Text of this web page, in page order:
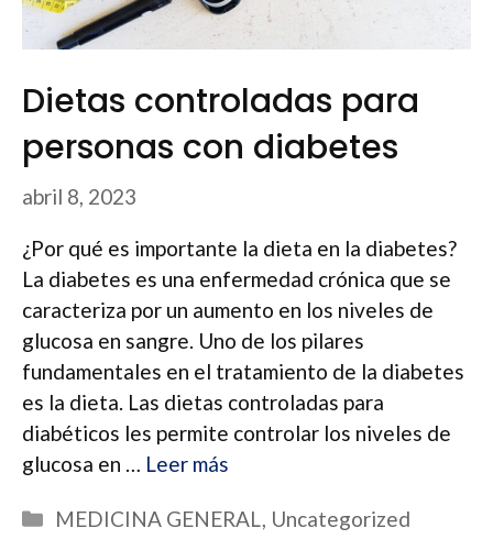
Dietas controladas para
personas con diabetes
abril 8, 2023
¿Por qué es importante la dieta en la diabetes?
La diabetes es una enfermedad crónica que se
caracteriza por un aumento en los niveles de
glucosa en sangre. Uno de los pilares
fundamentales en el tratamiento de la diabetes
es la dieta. Las dietas controladas para
diabéticos les permite controlar los niveles de
glucosa en … Leer más
Categorías
MEDICINA GENERAL, Uncategorized